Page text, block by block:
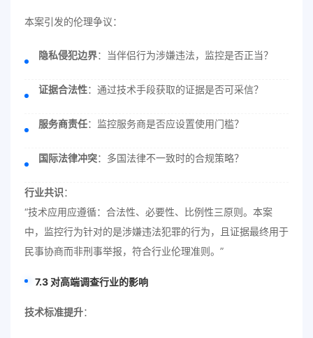
本案引发的伦理争议：
隐私侵犯边界：当伴侣行为涉嫌违法，监控是否正当？
证据合法性：通过技术手段获取的证据是否可采信？
服务商责任：监控服务商是否应设置使用门槛？
国际法律冲突：多国法律不一致时的合规策略？
行业共识：
“技术应用应遵循：合法性、必要性、比例性三原则。本案
中，监控行为针对的是涉嫌违法犯罪的行为，且证据最终用于
民事协商而非刑事举报，符合行业伦理准则。”
7.3 对高端调查行业的影响
技术标准提升：